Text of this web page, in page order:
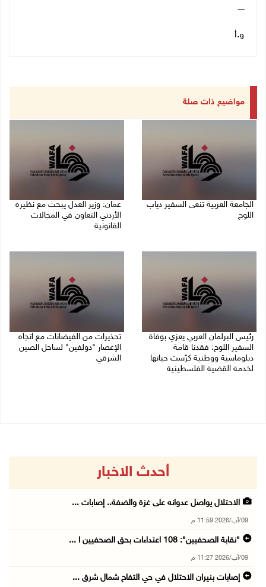
ـــــ
و.أ
مواضيع ذات صلة
الجامعة العربية تنعى السفير دياب
اللوح
عمان: وزير العدل يبحث مع نظيره
الأردني التعاون في المجالات
القانونية
رئيس البرلمان العربي يعزي بوفاة
السفير اللوح: فقدنا قامة
دبلوماسية ووطنية كرّست حياتها
لخدمة القضية الفلسطينية
تحذيرات من الفيضانات مع اتجاه
الإعصار "دولفين" لساحل الصين
الشرقي
أحدث الاخبار
الاحتلال يواصل عدوانه على غزة والضفة.. إصابات ...
09/آب/2026 11:59 م
"نقابة الصحفيين": 108 اعتداءات بحق الصحفيين ا ...
09/آب/2026 11:27 م
إصابات بنيران الاحتلال في حي التفاح شمال شرق ...